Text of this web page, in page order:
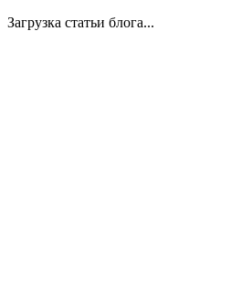
Загрузка статьи блога...